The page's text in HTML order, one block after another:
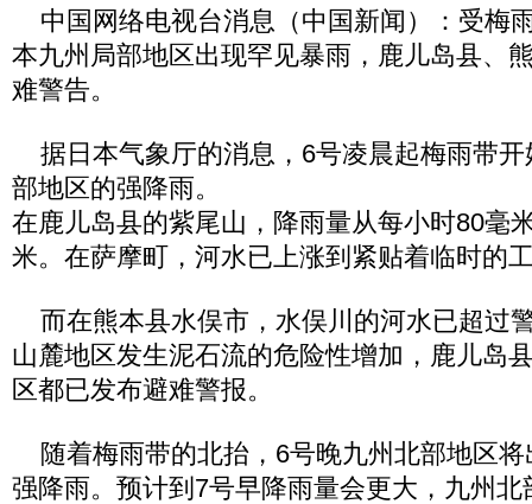
中国网络电视台消息（中国新闻）：受梅
本九州局部地区出现罕见暴雨，鹿儿岛县、
难警告。
据日本气象厅的消息，6号凌晨起梅雨带开
部地区的强降雨。
在鹿儿岛县的紫尾山，降雨量从每小时80毫
米。在萨摩町，河水已上涨到紧贴着临时的
而在熊本县水俣市，水俣川的河水已超过
山麓地区发生泥石流的危险性增加，鹿儿岛
区都已发布避难警报。
随着梅雨带的北抬，6号晚九州北部地区将
强降雨。预计到7号早降雨量会更大，九州